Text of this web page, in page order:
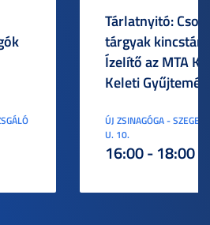
Tárlatnyitó:
tárgyak
Ízelítő az MTA
Keleti
ÚJ ZSINAGÓGA -
U. 10.
16:00 - 18:00